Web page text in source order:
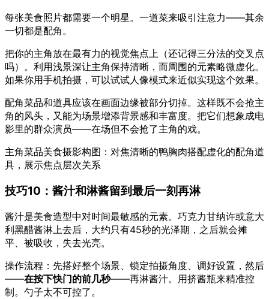
每张美食照片都需要一个明星。一道菜来吸引注意力——其余
一切都是配角。
把你的主角放在最有力的视觉焦点上（还记得三分法的交叉点
吗）。利用浅景深让主角保持清晰，而周围的元素略微虚化。
如果你用手机拍摄，可以试试人像模式来近似实现这个效果。
配角菜品和道具应该在画面边缘被部分切掉。这样既不会抢主
角的风头，又能为场景增添背景感和丰富度。把它们想象成电
影里的群众演员——在场但不会抢了主角的戏。
主角菜品美食摄影构图：对焦清晰的鸭胸肉搭配虚化的配角道
具，展示焦点层次关系
技巧10：酱汁和淋酱留到最后一刻再淋
酱汁是美食造型中对时间最敏感的元素。巧克力甘纳许或意大
利黑醋酱淋上去后，大约只有45秒的光泽期，之后就会摊
平、被吸收，失去光亮。
操作流程：先搭好整个场景、锁定拍摄角度、调好设置，然后
——在按下快门的前几秒——再淋酱汁。用挤酱瓶来精准控
制。勺子太不可控了。